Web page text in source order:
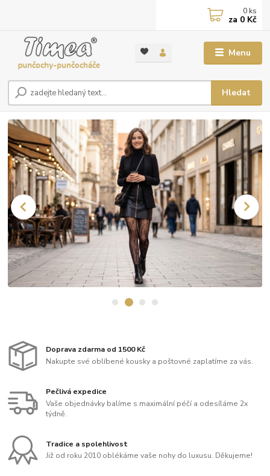
Menu
Hledat
0 ks
za 0 Kč
Doprava zdarma od 1500 Kč
Nakupte své oblíbené kousky a poštovné zaplatíme za vás.
Pečlivá expedice
Vaše objednávky balíme s maximální péčí a odesíláme 2x
týdně.
Tradice a spolehlivost
Již od roku 2010 oblékáme vaše nohy do luxusu. Děkujeme!